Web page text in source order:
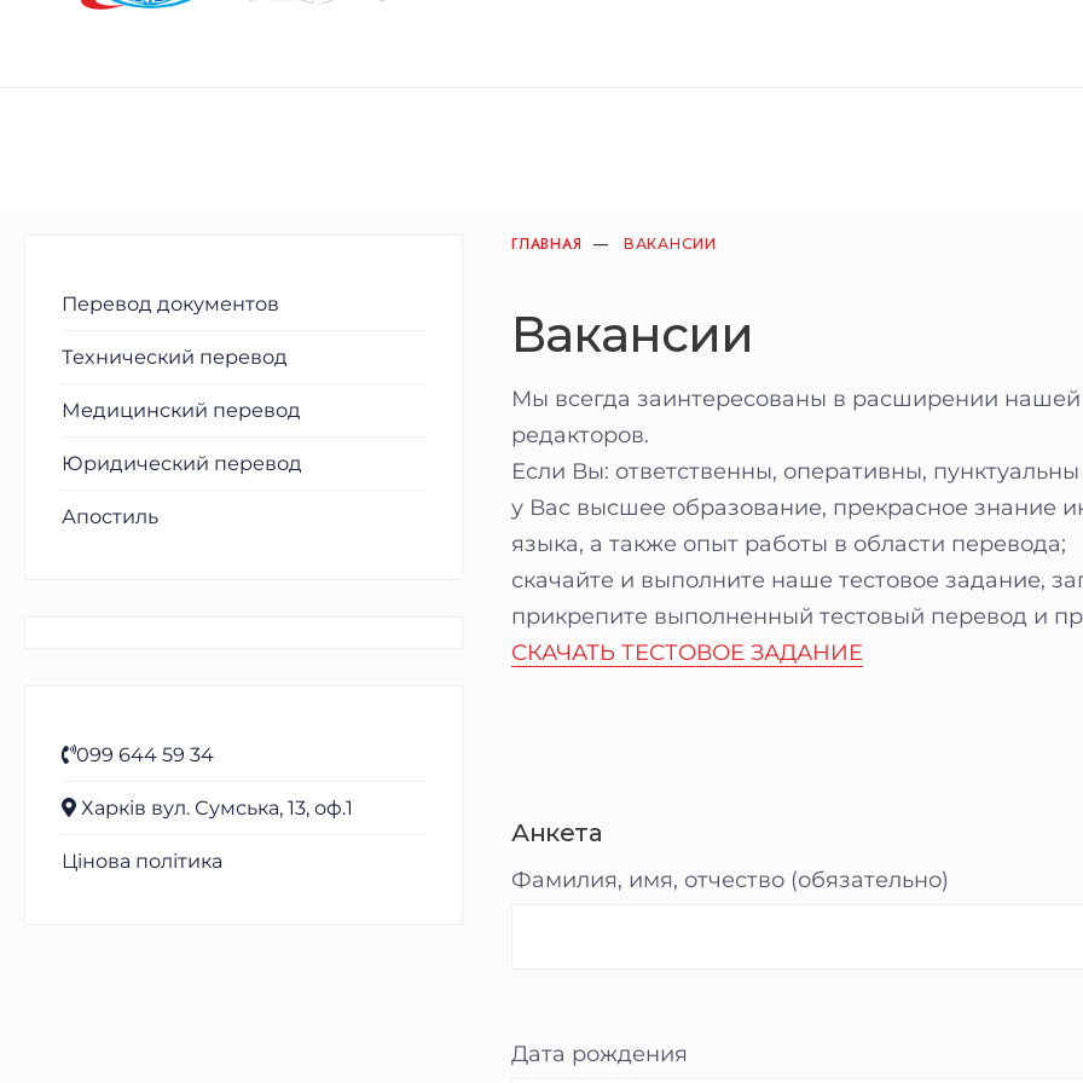
ГЛАВНАЯ ВАКАНСИИ
Вакансии
Мы всегда заинтересованы в расширении
редакторов.
Если Вы: ответственны, оперативны,
у Вас высшее образование, прекрасное знание
языка, а также опыт работы в области перевода;
скачайте и выполните наше тестовое задание,
прикрепите выполненный тестовый перевод и
СКАЧАТЬ ТЕСТОВОЕ ЗАДАНИЕ
Анкета
Фамилия, имя, отчество (обязательно)
Дата рождения
Перевод документов
Технический перевод
Медицинский перевод
Юридический перевод
Апостиль
099 644 59 34
Харків вул. Сумська, 13, оф.1
Цінова політика